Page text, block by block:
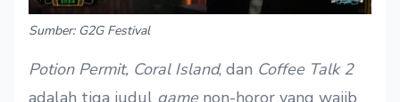
Sumber: G2G Festival
Potion Permit, Coral Island, dan Coffee Talk 2
adalah tiga judul game non-horor yang wajib